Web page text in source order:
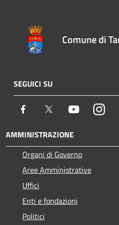
Comune di
SEGUICI SU
Facebook Twitter Youtube
AMMINISTRAZIONE
Organi di Governo
Aree Amministrative
Uffici
Enti e fondazioni
Politici